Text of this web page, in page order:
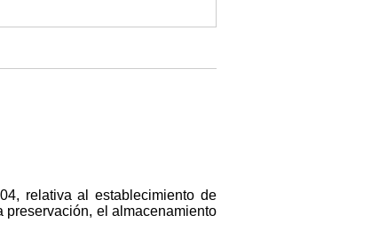
relativa al establecimiento de
el almacenamiento